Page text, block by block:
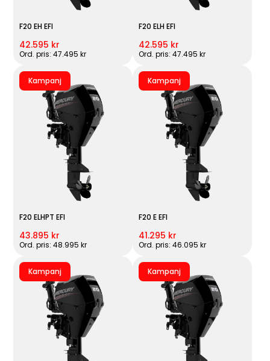
F20 EH EFI
42.595 kr
Ord. pris: 47.495 kr
F20 ELH EFI
42.595 kr
Ord. pris: 47.495 kr
Kampanj
F20 ELHPT EFI
43.895 kr
Ord. pris: 48.995 kr
Kampanj
F20 E EFI
41.295 kr
Ord. pris: 46.095 kr
Kampanj Kampanj